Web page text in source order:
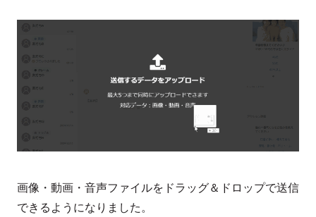
画像・動画・音声ファイルをドラッグ＆ドロップで送信
できるようになりました。